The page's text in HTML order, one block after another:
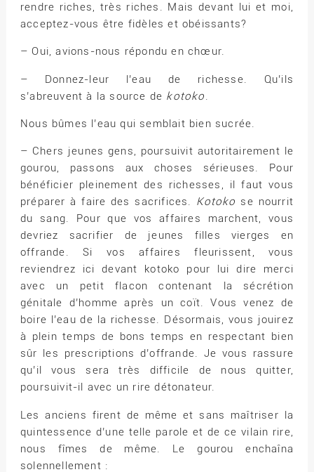
rendre riches, très riches. Mais devant lui et moi,
acceptez-vous être fidèles et obéissants?
– Oui, avions-nous répondu en chœur.
– Donnez-leur l’eau de richesse. Qu’ils
s’abreuvent à la source de kotoko.
Nous bûmes l’eau qui semblait bien sucrée.
– Chers jeunes gens, poursuivit autoritairement le
gourou, passons aux choses sérieuses. Pour
bénéficier pleinement des richesses, il faut vous
préparer à faire des sacrifices. Kotoko se nourrit
du sang. Pour que vos affaires marchent, vous
devriez sacrifier de jeunes filles vierges en
offrande. Si vos affaires fleurissent, vous
reviendrez ici devant kotoko pour lui dire merci
avec un petit flacon contenant la sécrétion
génitale d’homme après un coït. Vous venez de
boire l’eau de la richesse. Désormais, vous jouirez
à plein temps de bons temps en respectant bien
sûr les prescriptions d’offrande. Je vous rassure
qu’il vous sera très difficile de nous quitter,
poursuivit-il avec un rire détonateur.
Les anciens firent de même et sans maîtriser la
quintessence d’une telle parole et de ce vilain rire,
nous fîmes de même. Le gourou enchaîna
solennellement :